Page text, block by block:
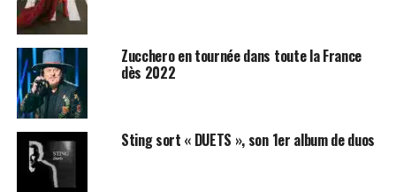
SUJETS ASSOCIÉS: ZUCCHERO
Zucchero en tournée dans toute la France
dès 2022
Sting sort « DUETS », son 1er album de duos